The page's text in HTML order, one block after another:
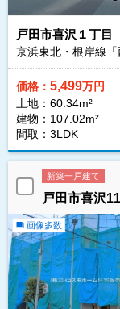
戸田市喜沢１丁目
京浜東北・根岸線
価格： 5,499万円
土地：60.34m²
建物：107.02m²
間取：3LDK
新築一戸建て
戸田市喜沢
画像多数